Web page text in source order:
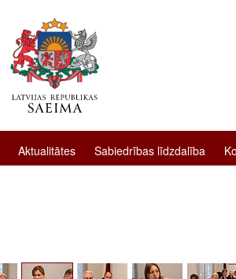
Aktualitātes Sabiedrības līdzdalība